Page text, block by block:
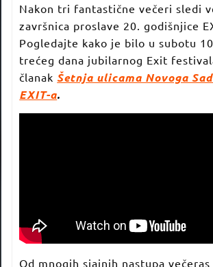
Nakon tri fantastične večeri sledi
završnica proslave 20. godišnjice
Pogledajte kako je bilo u subotu
trećeg dana jubilarnog Exit
članak Šetnja ulicama Novoga
EXIT-a.
Od mnogih sjajnih nastupa večeras